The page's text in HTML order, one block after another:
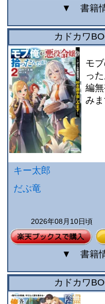
▼ 書籍
カドカワ
モ
っ
編
み
キー太郎
だぶ竜
2026年08月10日頃
▼ 書籍
カドカワ